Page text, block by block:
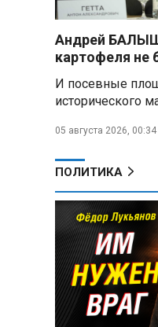
снабжать
усиливают
развития
Рыжевка
логцентра
Беларуси
графика
Андрей
картофеля не
И посевные
исторического
05 августа 2026, 00:34
ПОЛИТИКА